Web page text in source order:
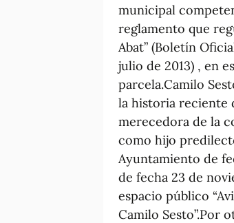
municipal
reglamento que
Abat” (Boletín
julio de 2013) , en
parcela.Camilo
la historia reciente
merecedora de la
como hijo
Ayuntamiento de
de fecha 23 de
espacio público
Camilo Sesto”.Por